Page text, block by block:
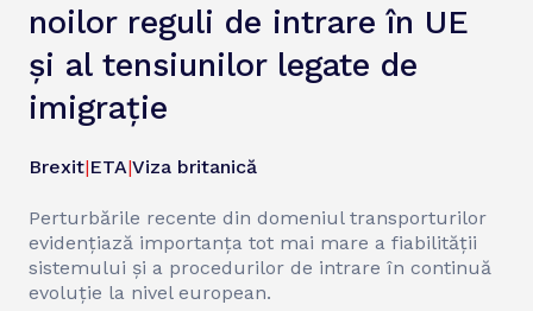
noilor reguli de intrare în UE
și al tensiunilor legate de
imigrație
Brexit|ETA|Viza britanică
Perturbările recente din domeniul transporturilor
evidențiază importanța tot mai mare a fiabilității
sistemului și a procedurilor de intrare în continuă
evoluție la nivel european.